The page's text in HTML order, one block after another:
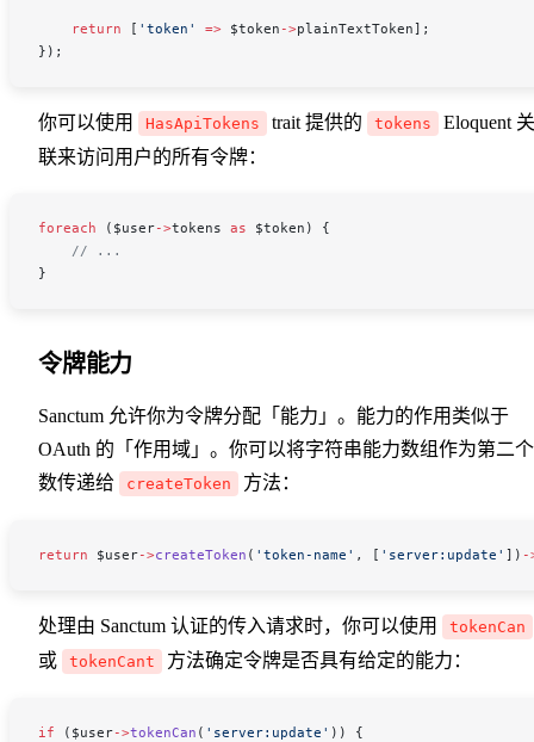
    return
[ 'token' => $token ->plainTextToken];
});
你可以使用 HasApiTokens trait 提供的 tokens
Eloquent 关
联来访问用户的所有令牌：
foreach ( $user->tokens as $token ) {
    // ...
}
令牌能力
Sanctum 允许你为令牌分配「能力」。能力的作用类似于
OAuth 的「作用域」。你可以将字符串能力数组作为第二
数传递给
createToken 方法：
return $user->createToken ( 'token-name' , [ 'server:update' ]) -
处理由 Sanctum 认证的传入请求时，你可以使用 tokenCan
或 tokenCant 方法确定令牌是否具有给定的能力：
if ( $user->tokenCan ( 'server:update' )) {